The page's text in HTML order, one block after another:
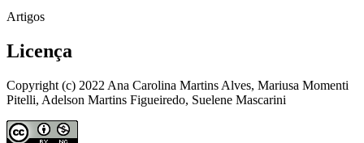
Artigos
Licença
Copyright (c) 2022 Ana Carolina Martins Alves, Mariusa Momenti
Pitelli, Adelson Martins Figueiredo, Suelene Mascarini